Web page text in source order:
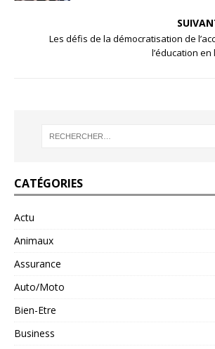
Les défis de la démocratisation de
l’éducation en
CATÉGORIES
Actu
Animaux
Assurance
Auto/Moto
Bien-Etre
Business